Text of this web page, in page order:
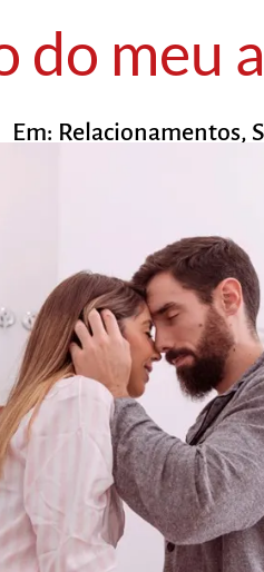
do meu
Em: Relacionamentos,